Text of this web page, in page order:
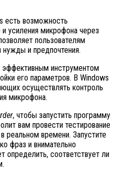
есть возможность
усиления микрофона через
пользователям
и предпочтения.
инструментом
его параметров. В Windows
осуществлять контроль
микрофона.
, чтобы запустить программу
вам провести тестирование
реальном времени. Запустите
фраз и внимательно
определить, соответствует ли